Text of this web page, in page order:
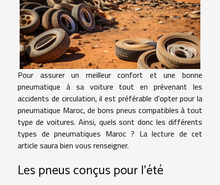
Pour assurer un meilleur confort et une bonne
pneumatique à sa voiture tout en prévenant les
accidents de circulation, il est préférable d'opter pour la
pneumatique Maroc, de bons pneus compatibles à tout
type de voitures. Ainsi, quels sont donc les différents
types de pneumatiques Maroc ? La lecture de cet
article saura bien vous renseigner.
Les pneus conçus pour l'été